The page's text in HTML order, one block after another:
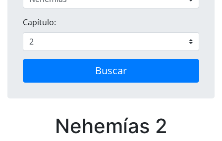
Capítulo:
Buscar
Nehemías 2